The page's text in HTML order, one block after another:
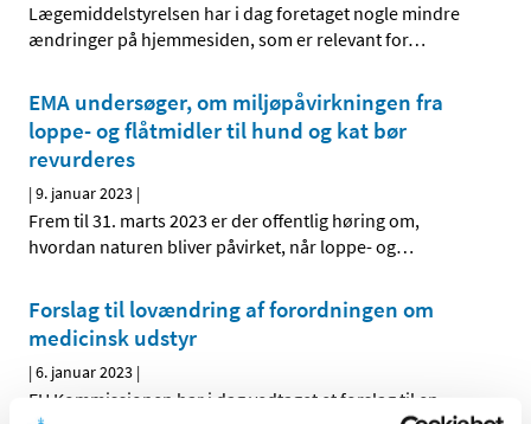
Lægemiddelstyrelsen har i dag foretaget nogle mindre
ændringer på hjemmesiden, som er relevant for…
EMA undersøger, om miljøpåvirkningen fra
loppe- og flåtmidler til hund og kat bør
revurderes
|9. januar 2023 |
Frem til 31. marts 2023 er der offentlig høring om,
hvordan naturen bliver påvirket, når loppe- og…
Forslag til lovændring af forordningen om
medicinsk udstyr
|6. januar 2023 |
EU Kommissionen har i dag vedtaget et forslag til en